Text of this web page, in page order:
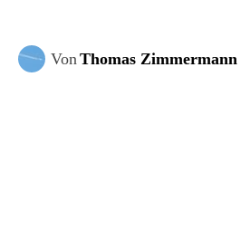
VonThomas Zimmermann